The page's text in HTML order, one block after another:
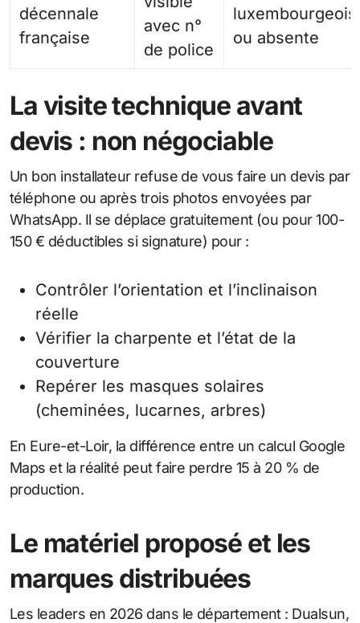
décennale
française
avec n°
de police
ou absente
La visite technique avant
devis : non négociable
Un bon installateur refuse de vous faire un devis par
téléphone ou après trois photos envoyées par
WhatsApp. Il se déplace gratuitement (ou pour 100-
150 € déductibles si signature) pour :
Contrôler l’orientation et l’inclinaison
réelle
Vérifier la charpente et l’état de la
couverture
Repérer les masques solaires
(cheminées, lucarnes, arbres)
En Eure-et-Loir, la différence entre un calcul Google
Maps et la réalité peut faire perdre 15 à 20 % de
production.
Le matériel proposé et les
marques distribuées
Les leaders en 2026 dans le département : Dualsun,